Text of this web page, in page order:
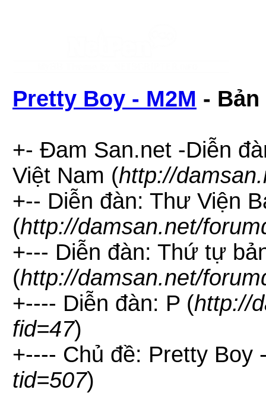
Pretty Boy - M2M -
+- Đam San.net -Diễn
Việt Nam (http://
+-- Diễn đàn: Thư Viện
(http://damsan.net/
+--- Diễn đàn: Thứ tự
(http://damsan.net/
+---- Diễn đàn: P (http://
fid=47)
+---- Chủ đề: Pretty Boy
tid=507)